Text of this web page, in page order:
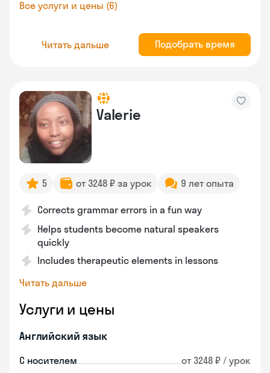
Все услуги и цены (6)
Читать дальше Подобрать время
Valerie
5 от 3248 ₽ за урок 9 лет опыта
Corrects grammar errors in a fun way
Helps students become natural speakers
quickly
Includes therapeutic elements in lessons
Читать дальше
Услуги и цены
Английский язык
С носителем от 3248 ₽ / урок